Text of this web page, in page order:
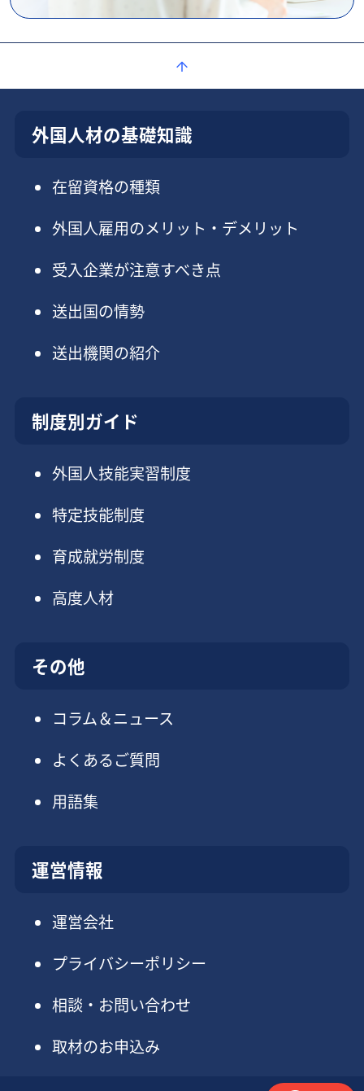
外国人材の基礎知識
在留資格の種類
外国人雇用のメリット・デメリット
受入企業が注意すべき点
送出国の情勢
送出機関の紹介
制度別ガイド
外国人技能実習制度
特定技能制度
育成就労制度
高度人材
その他
コラム＆ニュース
よくあるご質問
用語集
運営情報
運営会社
プライバシーポリシー
相談・お問い合わせ
取材のお申込み